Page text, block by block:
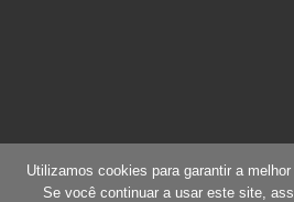
Utilizamos cookies para garantir a
Se você continuar a usar este site,